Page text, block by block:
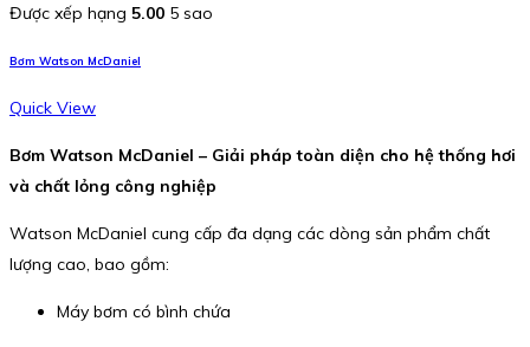
Được xếp hạng 5.00 5 sao
Bơm Watson McDaniel
Quick View
Bơm Watson McDaniel – Giải pháp toàn diện cho hệ thống hơi
và chất lỏng công nghiệp
Watson McDaniel cung cấp đa dạng các dòng sản phẩm chất
lượng cao, bao gồm:
Máy bơm có bình chứa